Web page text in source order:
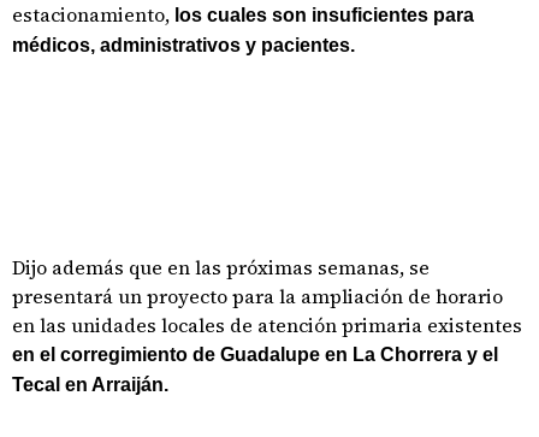
estacionamiento, los cuales son insuficientes para
médicos, administrativos y pacientes.
Dijo además que en las próximas semanas, se
presentará un proyecto para la ampliación de horario
en las unidades locales de atención primaria existentes
en el corregimiento de Guadalupe en La Chorrera y el
Tecal en Arraiján.